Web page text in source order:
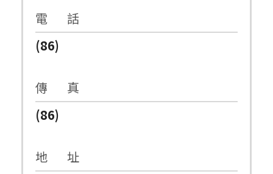
電 話
(86)
傳 真
(86)
地 址